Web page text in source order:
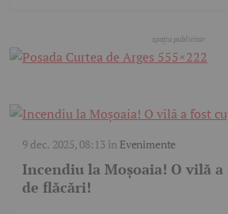
9 dec. 2025, 08:13în Evenimente
Incendiu la Moșoaia! O vilă
de flăcări!